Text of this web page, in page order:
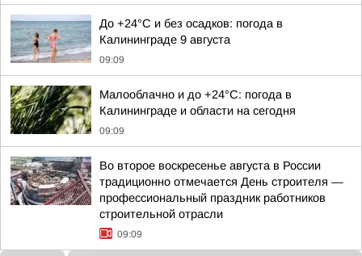
До +24°С и без осадков: погода в
Калининграде 9 августа
09:09
Малооблачно и до +24°С: погода в
Калининграде и области на сегодня
09:09
Во второе воскресенье августа в России
традиционно отмечается День строителя —
профессиональный праздник работников
строительной отрасли
09:09